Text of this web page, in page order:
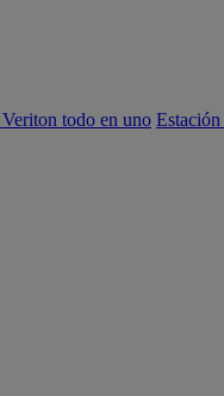
todo en uno